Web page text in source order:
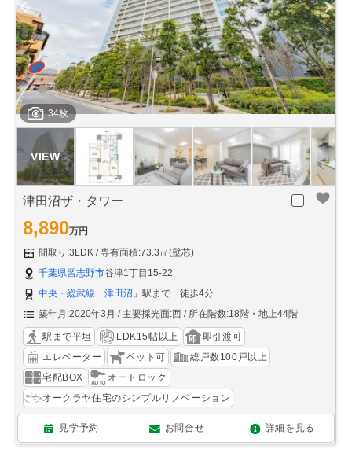
34枚
津田沼ザ・タワー
8,890万円
間取り:3LDK
専有面積:73.3㎡(壁芯)
千葉県習志野市谷津1丁目15-22
中央・総武線 「 津田沼 」駅まで 徒歩4分
築年月:2020年3月
主要採光面:西 所在階数:18階・地上44階
駅まで平坦 LDK15帖以上
即引渡可
エレベーター
ペット可
総戸数100戸以上
宅配BOX
オートロック
オークラヤ住宅のシンプルリノベーション
見学予約 お問合せ 詳細を見る